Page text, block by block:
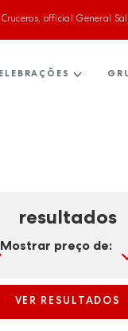
official General
resultados
Mostrar preço de:
VER RESULTADOS